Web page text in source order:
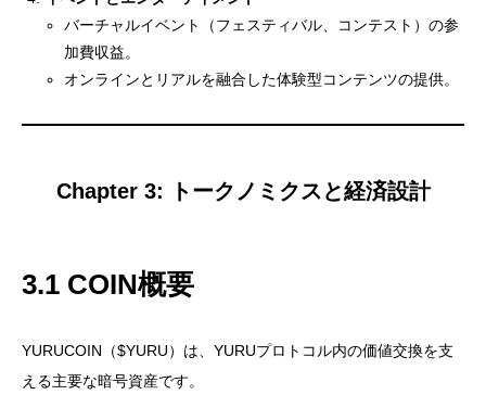
バーチャルイベント（フェスティバル、コンテスト）の参
加費収益。
オンラインとリアルを融合した体験型コンテンツの提供。
Chapter 3: トークノミクスと経済設計
3.1 COIN概要
YURUCOIN（$YURU）は、YURUプロトコル内の価値交換を支
える主要な暗号資産です。